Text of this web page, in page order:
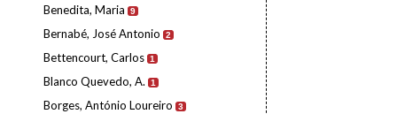
Benedita, Maria 9
Bernabé, José Antonio 2
Bettencourt, Carlos 1
Blanco Quevedo, A. 1
Borges, António Loureiro 3